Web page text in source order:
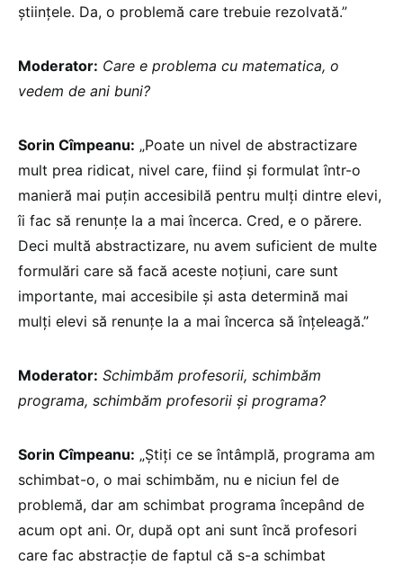
științele. Da, o problemă care trebuie rezolvată.”
Moderator: Care e problema cu matematica, o
vedem de ani buni?
Sorin Cîmpeanu: „Poate un nivel de abstractizare
mult prea ridicat, nivel care, fiind și formulat într-o
manieră mai puțin accesibilă pentru mulți dintre elevi,
îi fac să renunțe la a mai încerca. Cred, e o părere.
Deci multă abstractizare, nu avem suficient de multe
formulări care să facă aceste noțiuni, care sunt
importante, mai accesibile și asta determină mai
mulți elevi să renunțe la a mai încerca să înțeleagă.”
Moderator: Schimbăm profesorii, schimbăm
programa, schimbăm profesorii și programa?
Sorin Cîmpeanu: „Știți ce se întâmplă, programa am
schimbat-o, o mai schimbăm, nu e niciun fel de
problemă, dar am schimbat programa începând de
acum opt ani. Or, după opt ani sunt încă profesori
care fac abstracție de faptul că s-a schimbat